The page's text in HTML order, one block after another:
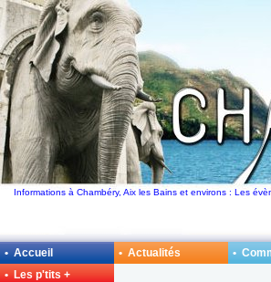
Informations à Chambéry, Aix les Bains et environs : Les
• Accueil • Actualités •
• Les p'tits +